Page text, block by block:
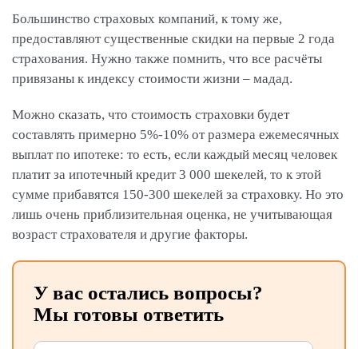
Большинство страховых компаний, к тому же,
предоставляют существенные скидки на первые 2 года
страхования. Нужно также помнить, что все расчёты
привязаны к индексу стоимости жизни – мадад.
Можно сказать, что стоимость страховки будет
составлять примерно 5%-10% от размера ежемесячных
выплат по ипотеке: то есть, если каждый месяц человек
платит за ипотечный кредит 3 000 шекелей, то к этой
сумме прибавятся 150-300 шекелей за страховку. Но это
лишь очень приблизительная оценка, не учитывающая
возраст страхователя и другие факторы.
У вас остались вопросы?
Мы готовы ответить